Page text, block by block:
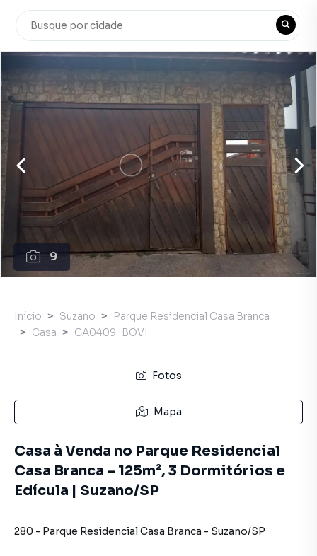
9
Início Suzano
Parque Residencial Casa Branca
Casa
CA0409_BOVI
Fotos
Mapa
Casa à Venda no Parque Residencial
Casa Branca – 125m², 3 Dormitórios e
Edícula | Suzano/SP
280 - Parque Residencial Casa Branca - Suzano/SP